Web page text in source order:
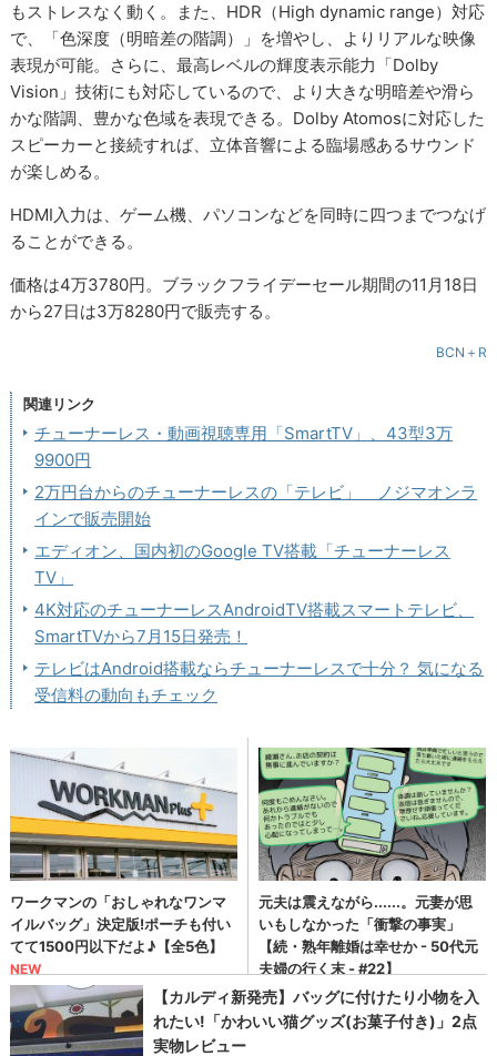
もストレスなく動く。また、HDR（High dynamic range）対応
で、「色深度（明暗差の階調）」を増やし、よりリアルな映像
表現が可能。さらに、最高レベルの輝度表示能力「Dolby
Vision」技術にも対応しているので、より大きな明暗差や滑ら
かな階調、豊かな色域を表現できる。Dolby Atomosに対応した
スピーカーと接続すれば、立体音響による臨場感あるサウンド
が楽しめる。
HDMI入力は、ゲーム機、パソコンなどを同時に四つまでつなげ
ることができる。
価格は4万3780円。ブラックフライデーセール期間の11月18日
から27日は3万8280円で販売する。
BCN＋R
関連リンク
チューナーレス・動画視聴専用「SmartTV」、43型3万
9900円
2万円台からのチューナーレスの「テレビ」 ノジマオンラ
インで販売開始
エディオン、国内初のGoogle TV搭載「チューナーレス
TV」
4K対応のチューナーレスAndroidTV搭載スマートテレビ、
SmartTVから7月15日発売！
テレビはAndroid搭載ならチューナーレスで十分？ 気になる
受信料の動向もチェック